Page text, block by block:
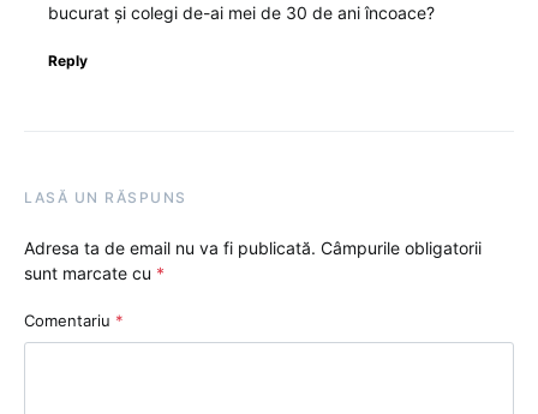
bucurat și colegi de-ai mei de 30 de ani încoace?
Reply
LASĂ UN RĂSPUNS
Adresa ta de email nu va fi publicată. Câmpurile obligatorii
sunt marcate cu *
Comentariu *